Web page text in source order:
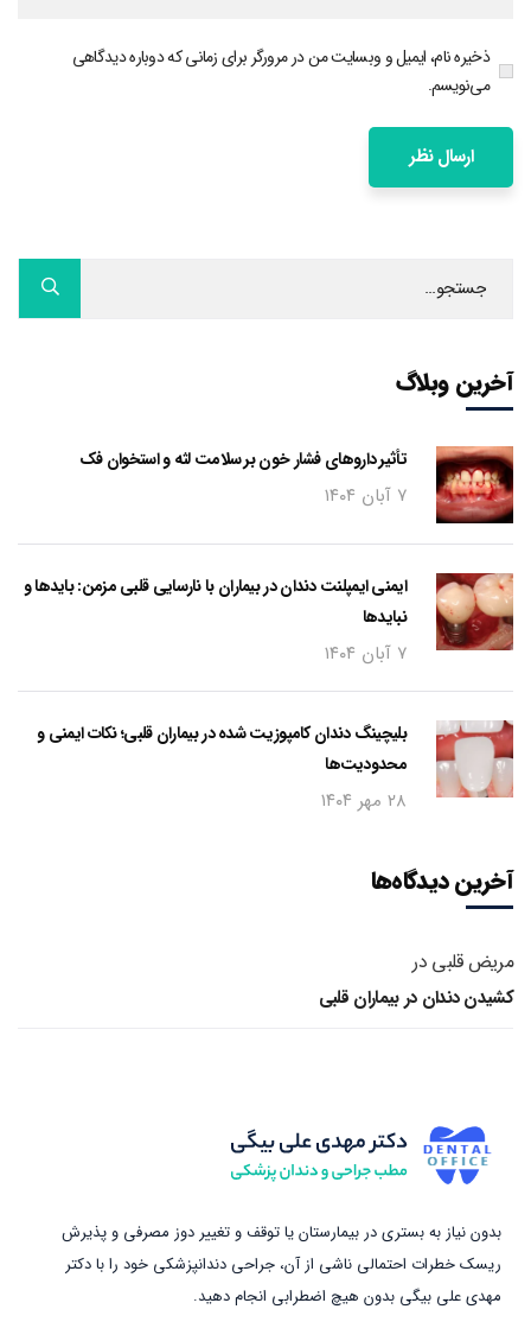
ذخیره نام، ایمیل و وبسایت من در مرورگر برای زمانی که دوباره دیدگاهی
می‌نویسم.
آخرین وبلاگ
تأثیر داروهای فشار خون بر سلامت لثه و استخوان فک
۷ آبان ۱۴۰۴
ایمنی ایمپلنت دندان در بیماران با نارسایی قلبی مزمن: بایدها و
نبایدها
۷ آبان ۱۴۰۴
بلیچینگ دندان کامپوزیت شده در بیماران قلبی؛ نکات ایمنی و
محدودیت‌ها
۲۸ مهر ۱۴۰۴
آخرین دیدگاه‌ها
مریض قلبی در
کشیدن دندان در بیماران قلبی
بدون نیاز به بستری در بیمارستان یا توقف و تغییر دوز مصرفی و پذیرش
ریسک خطرات احتمالی ناشی از آن، جراحی دندانپزشکی خود را با دکتر
مهدی علی بیگی بدون هیچ اضطرابی انجام دهید.